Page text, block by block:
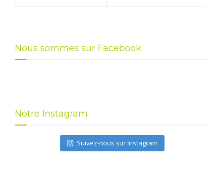
Nous sommes sur Facebook
Notre Instagram
Suivez-nous sur Instagram